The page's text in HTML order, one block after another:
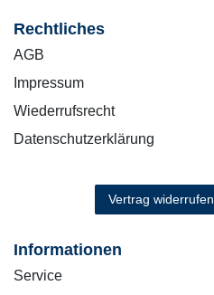
Rechtliches
AGB
Impressum
Wiederrufsrecht
Datenschutzerklärung
Vertrag widerrufen
Informationen
Service